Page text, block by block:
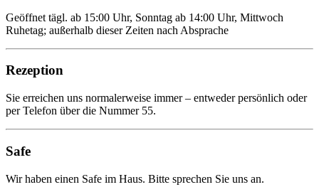
Geöffnet tägl. ab 15:00 Uhr, Sonntag ab 14:00 Uhr, Mittwoch
Ruhetag; außerhalb dieser Zeiten nach Absprache
Rezeption
Sie erreichen uns normalerweise immer – entweder persönlich oder
per Telefon über die Nummer 55.
Safe
Wir haben einen Safe im Haus. Bitte sprechen Sie uns an.